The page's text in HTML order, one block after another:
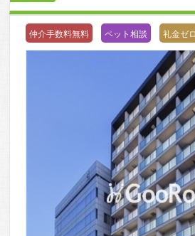
仲介手数料無料 ペット相談 礼金ゼロ